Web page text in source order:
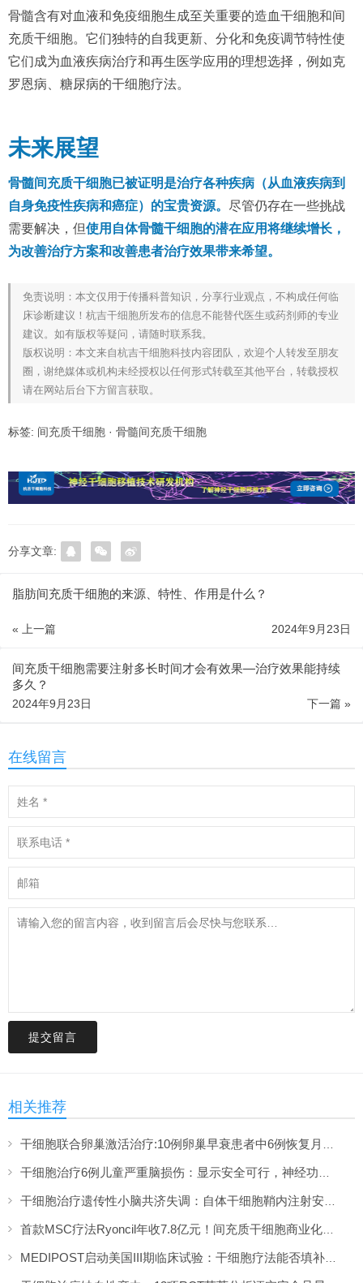
骨髓含有对血液和免疫细胞生成至关重要的造血干细胞和间
充质干细胞。它们独特的自我更新、分化和免疫调节特性使
它们成为血液疾病治疗和再生医学应用的理想选择，例如克
罗恩病、糖尿病的干细胞疗法。
未来展望
骨髓间充质干细胞已被证明是治疗各种疾病（从血液疾病到
自身免疫性疾病和癌症）的宝贵资源。 尽管仍存在一些挑战
需要解决，但使用自体骨髓干细胞的潜在应用将继续增长，
为改善治疗方案和改善患者治疗效果带来希望。
免责说明：本文仅用于传播科普知识，分享行业观点，不构成任何临
床诊断建议！杭吉干细胞所发布的信息不能替代医生或药剂师的专业
建议。如有版权等疑问，请随时联系我。
版权说明：本文来自杭吉干细胞科技内容团队，欢迎个人转发至朋友
圈，谢绝媒体或机构未经授权以任何形式转载至其他平台，转载授权
请在网站后台下方留言获取。
标签: 间充质干细胞 · 骨髓间充质干细胞
分享文章:
脂肪间充质干细胞的来源、特性、作用是什么？
« 上一篇 2024年9月23日
间充质干细胞需要注射多长时间才会有效果—治疗效果能持续
多久？
下一篇 »
2024年9月23日
在线留言
提交留言
相关推荐